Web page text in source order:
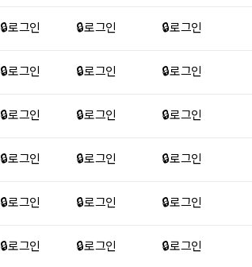
🔒 로그인 🔒 로그인 🔒 로그인
🔒 로그인 🔒 로그인 🔒 로그인
🔒 로그인 🔒 로그인 🔒 로그인
🔒 로그인 🔒 로그인 🔒 로그인
🔒 로그인 🔒 로그인 🔒 로그인
🔒 로그인 🔒 로그인 🔒 로그인